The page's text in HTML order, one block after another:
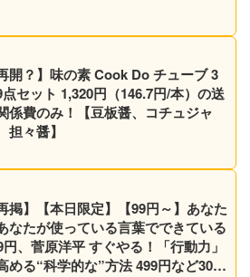
開？】味の素 Cook Do チューブ 3
セット 1,320円（146.7円/本）の送
係費のみ！【豆板醤、コチュジャ
担々醤】
掲】【本日限定】【99円～】あなた
なたが使っている言葉でできている
円、菅原洋平 すぐやる！「行動力」
める“科学的な”方法 499円など30作